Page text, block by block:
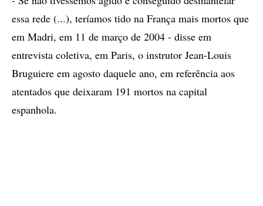
essa rede (...), teríamos tido na França mais mortos que
em Madri, em 11 de março de 2004 - disse em
entrevista coletiva, em Paris, o instrutor Jean-Louis
Bruguiere em agosto daquele ano, em referência aos
atentados que deixaram 191 mortos na capital
espanhola.